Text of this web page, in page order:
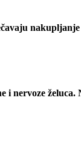
i nervoze